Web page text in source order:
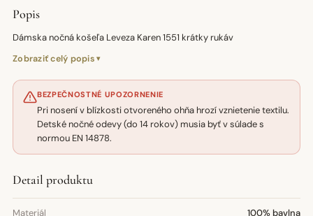
Popis
Dámska nočná košeľa Leveza Karen 1551 krátky rukáv
Zobraziť celý popis
BEZPEČNOSTNÉ UPOZORNENIE
Pri nosení v blízkosti otvoreného ohňa hrozí vznietenie textilu.
Detské nočné odevy (do 14 rokov) musia byť v súlade s
normou EN 14878.
Detail produktu
Materiál 100% bavlna